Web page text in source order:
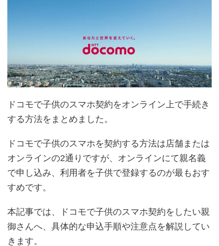
ドコモで子供のスマホ契約をオンライン上で手続き
する方法をまとめました。
ドコモで子供のスマホを契約する方法は店舗または
オンラインの2通りですが、オンラインにて親名義
で申し込み、利用者を子供で登録するのが最もおす
すめです。
本記事では、ドコモで子供のスマホ契約をしたい親
御さんへ、具体的な申込手順や注意点を解説してい
きます。